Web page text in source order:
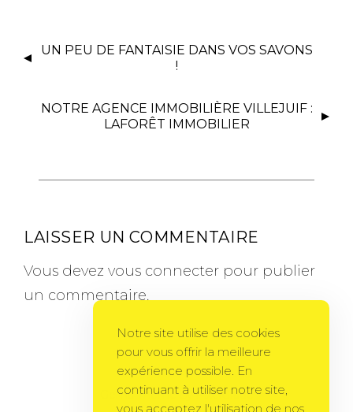
UN PEU DE FANTAISIE DANS VOS SAVONS
!
NOTRE AGENCE IMMOBILIÈRE VILLEJUIF :
LAFORÊT IMMOBILIER
LAISSER UN COMMENTAIRE
Vous devez vous connecter pour publier
un commentaire.
Gema Theme by PixelGrade
Notre site utilise des cookies
pour vous offrir la meilleure
expérience possible. En
continuant à utiliser notre site,
vous acceptez l'utilisation de nos